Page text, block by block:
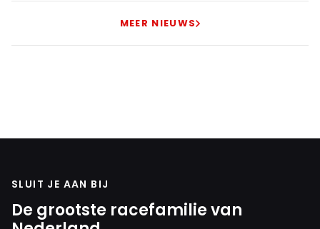
MEER NIEUWS
SLUIT JE AAN BIJ
De grootste racefamilie van